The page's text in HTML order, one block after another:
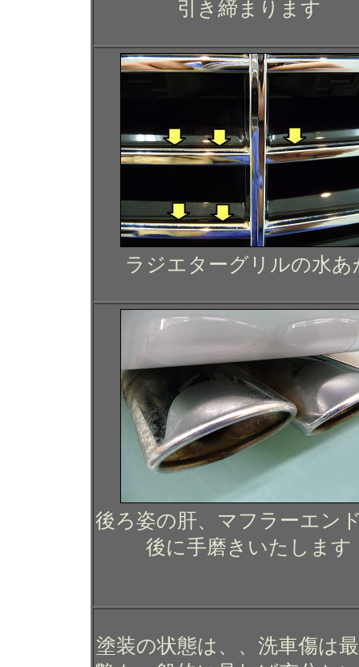
引き締まります
ラジエターグリルの水あ
後ろ姿の肝、マフラーエン
後に手磨きいたします
塗装の状態は、、洗車傷は